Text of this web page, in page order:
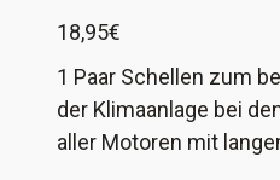
18,95€
1 Paar Schellen zum
der Klimaanlage bei
aller Motoren mit